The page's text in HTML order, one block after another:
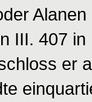
III. 407
er